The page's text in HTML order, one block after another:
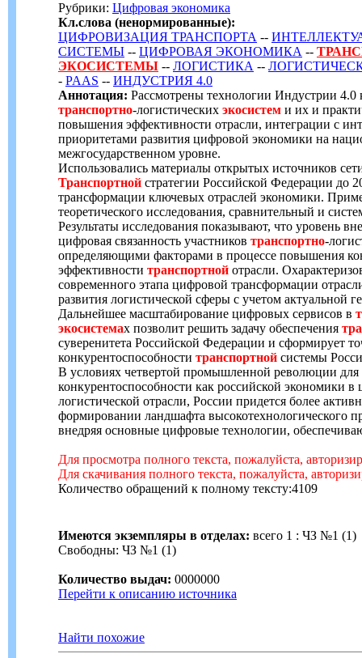
Рубрики: Цифровая экономика
Кл.слова (ненормированные):
ЦИФРОВИЗАЦИЯ ТРАНСПОРТА --
СИСТЕМЫ -- ЦИФРОВАЯ ЭКОНОМИКА --
ЭКОСИСТЕМЫ -- ЛОГИСТИКА --
- PAAS -- ИНДУСТРИЯ 4.0
Аннотация: Рассмотрены технологии Индустрии 4.0
транспортно-логистических экосистем и их и
повышения эффективности отрасли, интеграции с
приоритетами развития цифровой экономики на
межгосударственном уровне.
Использовались материалы открытых источников
Транспортной стратегии Российской Федерации до
трансформации ключевых отраслей экономики.
теоретического исследования, сравнительный и
Результаты исследования показывают, что уровень
цифровая связанность участников транспортно-
определяющими факторами в процессе повышения
эффективности транспортной отрасли.
современного этапа цифровой трансформации
развития логистической сферы с учетом актуальной
Дальнейшее масштабирование цифровых сервисов в
экосистемах позволит решить задачу обеспечения
суверенитета Российской Федерации и сформирует
конкурентоспособности транспортной системы
В условиях четвертой промышленной революции
конкурентоспособности как российской экономики в
логистической отрасли, России придется более
формировании ландшафта высокотехнологического
внедряя основные цифровые технологии,
Для просмотра полного текста, пожалуйста,
Для скачивания полного текста, пожалуйста,
Количество обращений к полному тексту:4109
Имеются экземпляры в отделах: всего 1 : ЧЗ №1 (1)
Свободны: ЧЗ №1 (1)
Количество выдач: 0000000
Перейти к описанию источника
Найти похожие